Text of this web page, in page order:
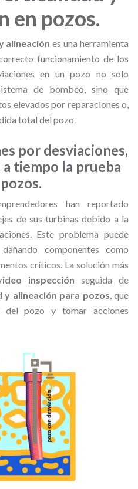
en pozos.
alineación es una herramienta
funcionamiento de los
en un pozo no solo
de bombeo, sino que
elevados por reparaciones o,
total del pozo.
por desviaciones,
a tiempo la prueba
han reportado
de sus turbinas debido a la
Este problema puede
componentes como
críticos. La solución más
inspección seguida de
alineación para pozos, que
del pozo y tomar acciones